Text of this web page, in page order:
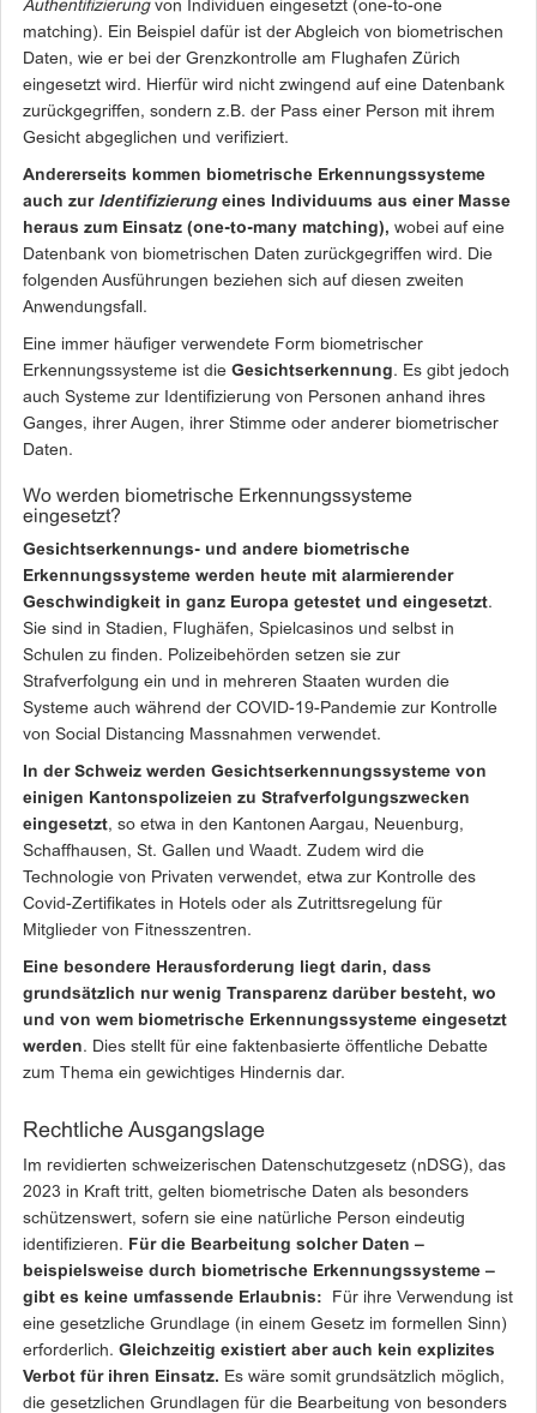
Authentifizierungvon Individuen eingesetzt (one-to-one
matching). Ein Beispiel dafür ist der Abgleich von biometrischen
Daten, wie er bei der Grenzkontrolle am Flughafen Zürich
eingesetzt wird. Hierfür wird nicht zwingend auf eine Datenbank
zurückgegriffen, sondern z.B. der Pass einer Person mit ihrem
Gesicht abgeglichen und verifiziert.
Andererseits kommen biometrische Erkennungssysteme
auch zur Identifizierungeines Individuums aus einer Masse
heraus zum Einsatz (one-to-many matching), wobei auf eine
Datenbank von biometrischen Daten zurückgegriffen wird. Die
folgenden Ausführungen beziehen sich auf diesen zweiten
Anwendungsfall.
Eine immer häufiger verwendete Form biometrischer
Erkennungssysteme ist die Gesichtserkennung. Es gibt jedoch
auch Systeme zur Identifizierung von Personen anhand ihres
Ganges, ihrer Augen, ihrer Stimme oder anderer biometrischer
Daten.
Wo werden biometrische Erkennungssysteme
eingesetzt?
Gesichtserkennungs- und andere biometrische
Erkennungssysteme werden heute mit alarmierender
Geschwindigkeit in ganz Europa getestet und eingesetzt.
Sie sind in Stadien, Flughäfen, Spielcasinos und selbst in
Schulen zu finden. Polizeibehörden setzen sie zur
Strafverfolgung ein und in mehreren Staaten wurden die
Systeme auch während der COVID-19-Pandemie zur Kontrolle
von Social Distancing Massnahmen verwendet.
In der Schweiz werden Gesichtserkennungssysteme von
einigen Kantonspolizeien zu Strafverfolgungszwecken
eingesetzt, so etwa in den Kantonen Aargau, Neuenburg,
Schaffhausen, St. Gallen und Waadt. Zudem wird die
Technologie von Privaten verwendet, etwa zur Kontrolle des
Covid-Zertifikates in Hotels oder als Zutrittsregelung für
Mitglieder von Fitnesszentren.
Eine besondere Herausforderung liegt darin, dass
grundsätzlich nur wenig Transparenz darüber besteht, wo
und von wem biometrische Erkennungssysteme eingesetzt
werden. Dies stellt für eine faktenbasierte öffentliche Debatte
zum Thema ein gewichtiges Hindernis dar.
Rechtliche Ausgangslage
Im revidierten schweizerischen Datenschutzgesetz (nDSG), das
2023 in Kraft tritt, gelten biometrische Daten als besonders
schützenswert, sofern sie eine natürliche Person eindeutig
identifizieren.
Für die Bearbeitung solcher Daten –
beispielsweise durch biometrische Erkennungssysteme –
gibt es keine umfassende Erlaubnis: Für ihre Verwendung ist
eine gesetzliche Grundlage (in einem Gesetz im formellen Sinn)
erforderlich. Gleichzeitig existiert aber auch kein explizites
Verbot für ihren Einsatz. Es wäre somit grundsätzlich möglich,
die gesetzlichen Grundlagen für die Bearbeitung von besonders